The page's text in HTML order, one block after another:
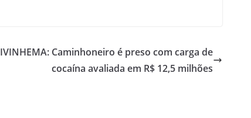
IVINHEMA: Caminhoneiro é preso com carga de
cocaína avaliada em R$ 12,5 milhões